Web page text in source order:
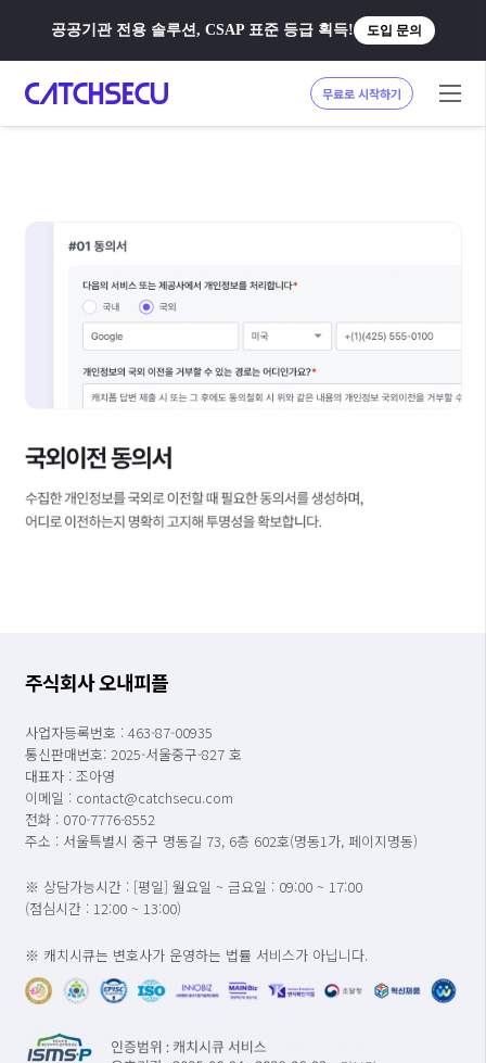
공공기관 전용 솔루션, CSAP 표준 등급 획득! 도입 문의
무료로 시작하기
주식회사 오내피플
사업자등록번호 : 463-87-00935
통신판매번호: 2025-서울중구-827 호
대표자 : 조아영
이메일 : contact@catchsecu.com
전화 : 070-7776-8552
주소 : 서울특별시 중구 명동길 73, 6층 602호(명동1가, 페이지명동)
※ 상담가능시간 : [평일] 월요일 ~ 금요일 : 09:00 ~ 17:00
(점심시간 : 12:00 ~ 13:00)
※ 캐치시큐는 변호사가 운영하는 법률 서비스가 아닙니다.